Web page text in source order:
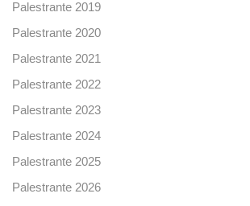
Palestrante 2019
Palestrante 2020
Palestrante 2021
Palestrante 2022
Palestrante 2023
Palestrante 2024
Palestrante 2025
Palestrante 2026